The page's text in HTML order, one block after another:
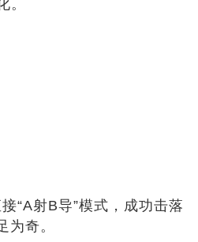
。
“A射B导”模式，成功击落
奇。